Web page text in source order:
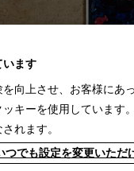
います
向上させ、お客様にあ
キーを使用しています
れます。
つでも設定を変更いただ